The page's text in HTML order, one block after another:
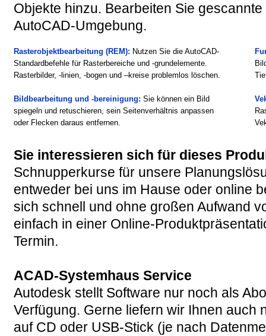
Objekte hinzu. Bearbeiten Sie
AutoCAD-Umgebung.
Rasterobjektbearbeitung (REM): Nutzen Sie die AutoCAD-
Standardbefehle für Rasterbereiche und -grundelemente.
Rasterbilder, -linien, -bogen und –kreise problemlos löschen.
Bildbearbeitung und -bereinigung: Sie können ein Bild
spiegeln und retuschieren, sein Seitenverhältnis anpassen
oder Flecken daraus entfernen.
Sie interessieren sich für dieses
Schnupperkurse für unsere
entweder bei uns im Hause oder online
sich schnell und ohne großen Aufwand
einfach in einer Online-
Termin.
ACAD-Systemhaus Service
Autodesk stellt Software nur noch als
Verfügung. Gerne liefern wir Ihnen auch
auf CD oder USB-Stick (je nach